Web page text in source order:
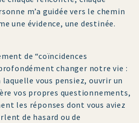
m’a guidée vers le chemin
une évidence, une destinée.
de “coïncidences
changer notre vie :
vous pensiez, ouvrir un
vos propres questionnements,
les réponses dont vous aviez
de hasard ou de